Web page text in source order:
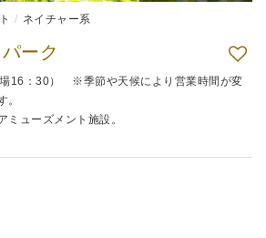
ネイチャー系
ーク
16：30） ※季節や天候により営業時間が変
。
ミューズメント施設。